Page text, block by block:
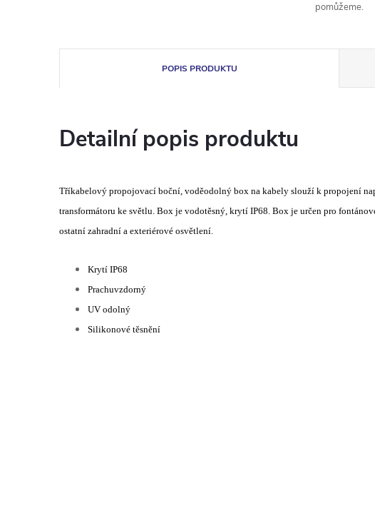
pomůžeme.
POPIS PRODUKTU
Detailní popis produktu
Tříkabelový propojovací boční, voděodolný box na kabely slouží k propojení
transformátoru ke světlu. Box je vodotěsný, krytí IP68. Box je určen pro
ostatní zahradní a exteriérové osvětlení.
Krytí IP68
Prachuvzdorný
UV odolný
Silikonové těsnění